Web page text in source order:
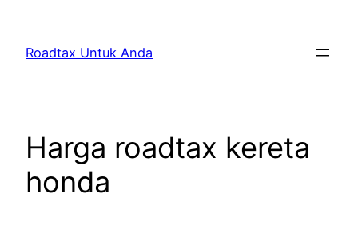
content
Roadtax Untuk Anda
Harga roadtax kereta
honda